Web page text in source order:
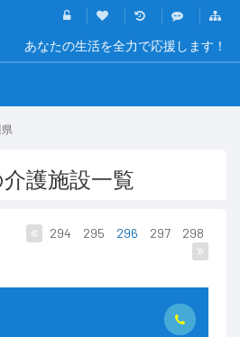
あなたの生活を全力で応援します！
護施設一覧
294 295 296 297 298